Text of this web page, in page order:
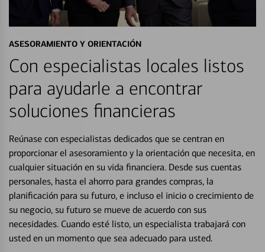
ASESORAMIENTO Y ORIENTACIÓN
Con especialistas locales listos
para ayudarle a encontrar
soluciones financieras
Reúnase con especialistas dedicados que se centran en
proporcionar el asesoramiento y la orientación que necesita, en
cualquier situación en su vida financiera. Desde sus cuentas
personales, hasta el ahorro para grandes compras, la
planificación para su futuro, e incluso el inicio o crecimiento de
su negocio, su futuro se mueve de acuerdo con sus
necesidades. Cuando esté listo, un especialista trabajará con
usted en un momento que sea adecuado para usted.